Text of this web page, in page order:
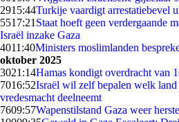
2915:44Turkije vaardigt arrestatiebevel
5517:21 Staat hoeft geen verdergaande
Israël inzake Gaza
4011:40Ministers moslimlanden
oktober 2025
3021:14Hamas kondigt overdracht van
7016:52Israël wil zelf bepalen welk land
vredesmacht deelneemt
7609:57Wapenstilstand Gaza weer